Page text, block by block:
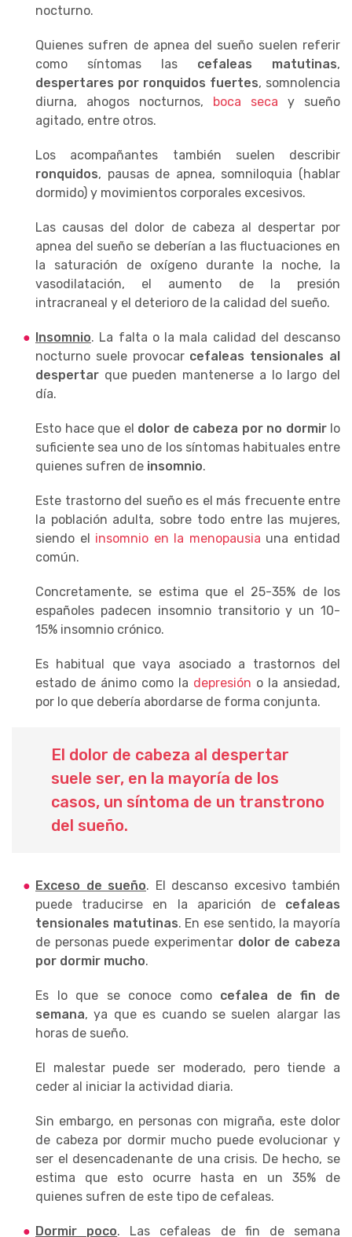
nocturno.
Quienes sufren de apnea del sueño suelen referir
como síntomas las cefaleas matutinas,
despertares por ronquidos fuertes, somnolencia
diurna, ahogos nocturnos, boca seca y sueño
agitado, entre otros.
Los acompañantes también suelen describir
ronquidos, pausas de apnea, somniloquia (hablar
dormido) y movimientos corporales excesivos.
Las causas del dolor de cabeza al despertar por
apnea del sueño se deberían a las fluctuaciones en
la saturación de oxígeno durante la noche, la
vasodilatación, el aumento de la presión
intracraneal y el deterioro de la calidad del sueño.
Insomnio. La falta o la mala calidad del descanso
nocturno suele provocar cefaleas tensionales al
despertar que pueden mantenerse a lo largo del
día.
Esto hace que el dolor de cabeza por no dormirlo
suficiente sea uno de los síntomas habituales entre
quienes sufren de insomnio.
Este trastorno del sueño es el más frecuente entre
la población adulta, sobre todo entre las mujeres,
siendo el insomnio en la menopausia una entidad
común.
Concretamente, se estima que el 25-35% de los
españoles padecen insomnio transitorio y un 10-
15% insomnio crónico.
Es habitual que vaya asociado a trastornos del
estado de ánimo como la depresión o la ansiedad,
por lo que debería abordarse de forma conjunta.
El dolor de cabeza al despertar
suele ser, en la mayoría de los
casos, un síntoma de un transtrono
del sueño.
Exceso de sueño. El descanso excesivo también
puede traducirse en la aparición de cefaleas
tensionales matutinas. En ese sentido, la mayoría
de personas puede experimentar dolor de cabeza
por dormir mucho.
Es lo que se conoce como cefalea de fin de
semana, ya que es cuando se suelen alargar las
horas de sueño.
El malestar puede ser moderado, pero tiende a
ceder al iniciar la actividad diaria.
Sin embargo, en personas con migraña, este dolor
de cabeza por dormir mucho puede evolucionar y
ser el desencadenante de una crisis. De hecho, se
estima que esto ocurre hasta en un 35% de
quienes sufren de este tipo de cefaleas.
Dormir poco. Las cefaleas de fin de semana